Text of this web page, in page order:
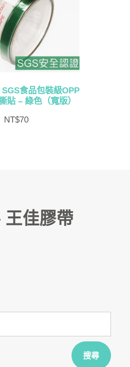
SGS食品包裝級OPP
貼 – 綠色（寬版）
NT$70
王佳膠帶
搜尋